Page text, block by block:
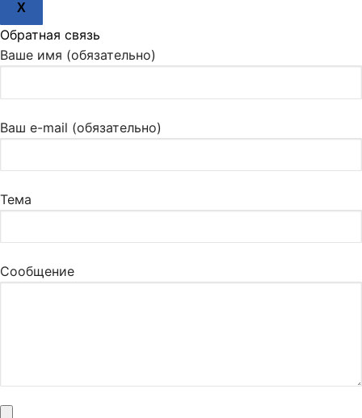
X
Обратная связь
Ваше имя (обязательно)
Ваш e-mail (обязательно)
Тема
Сообщение